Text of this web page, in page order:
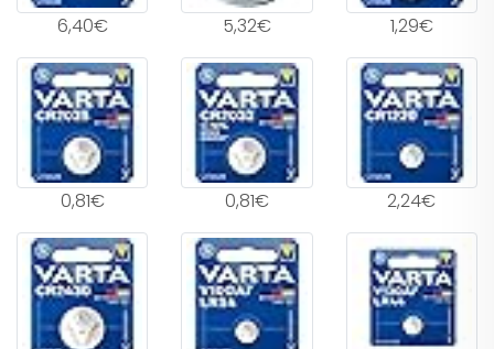
6,40€ 5,32€ 1,29€
0,81€ 0,81€ 2,24€